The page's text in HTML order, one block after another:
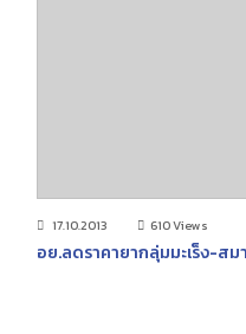
17.10.2013 610 Views
อย.ลดราคายากลุ่มมะเร็ง-สม